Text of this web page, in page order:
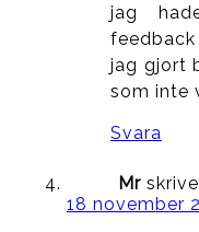
jag
jag gjort
som inte
Svara
Mr
18 november